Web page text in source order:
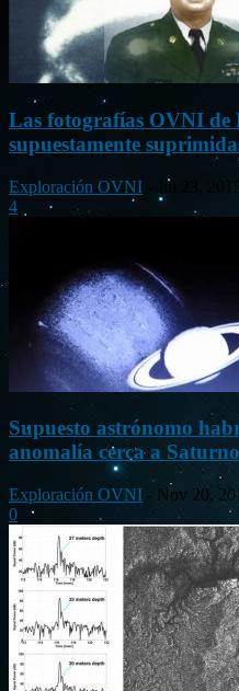
Las fotografías OVNI de
supuestamente
Exploración OVNI
Jul 23, 2015
4
Supuesto astrónomo
anomalía cerca a Saturno
Exploración OVNI - Nov 20,
0